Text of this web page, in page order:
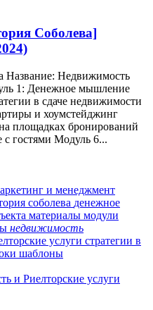
Соболева]
Название: Недвижимость
1: Денежное мышление
в сдаче недвижимости
и хоумстейджинг
площадках бронирований
гостями Модуль 6...
и менеджмент
соболева денежное
материалы модули
недвижимость
услуги стратегии в
шаблоны
и Риелторские услуги